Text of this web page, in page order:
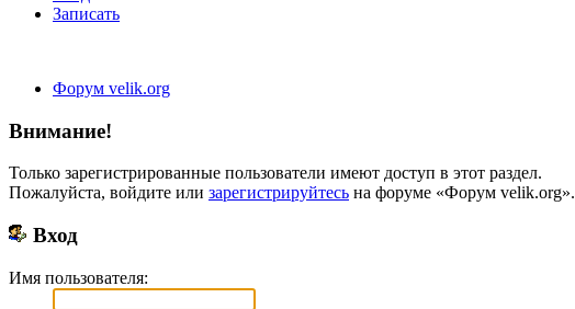
Записать
Форум velik.org
Внимание!
Только зарегистрированные пользователи имеют доступ в этот раздел.
Пожалуйста, войдите или зарегистрируйтесь на форуме «Форум velik.org».
Вход
Имя пользователя: